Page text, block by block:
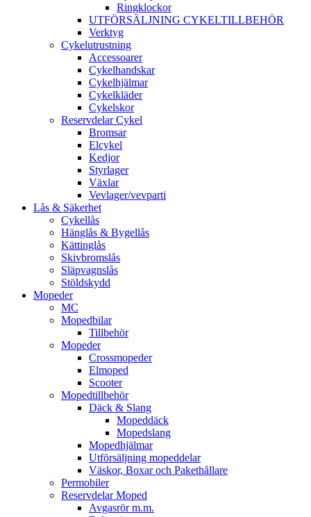
Ringklockor
UTFÖRSÄLJNING CYKELTILLBEHÖR
Verktyg
Cykelutrustning
Accessoarer
Cykelhandskar
Cykelhjälmar
Cykelkläder
Cykelskor
Reservdelar Cykel
Bromsar
Elcykel
Kedjor
Styrlager
Växlar
Vevlager/vevparti
Lås & Säkerhet
Cykellås
Hänglås & Bygellås
Kättinglås
Skivbromslås
Släpvagnslås
Stöldskydd
Mopeder
MC
Mopedbilar
Tillbehör
Mopeder
Crossmopeder
Elmoped
Scooter
Mopedtillbehör
Däck & Slang
Mopeddäck
Mopedslang
Mopedhjälmar
Utförsäljning mopeddelar
Väskor, Boxar och Pakethållare
Permobiler
Reservdelar Moped
Avgasrör m.m.